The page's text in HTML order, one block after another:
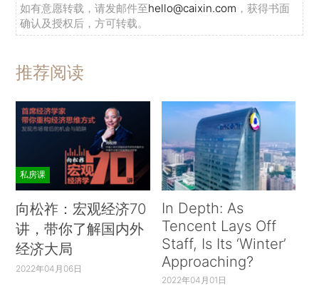
如有意愿转载，请发邮件至hello@caixin.com ，获得书面
确认及授权后，方可转载。
推荐阅读
私房课
向松祚：宏观经济70
讲，带你了解国内外
经济大局
2022年04月06日
In Depth: As
Tencent Lays Off
Staff, Is Its ‘Winter’
Approaching?
2022年04月01日